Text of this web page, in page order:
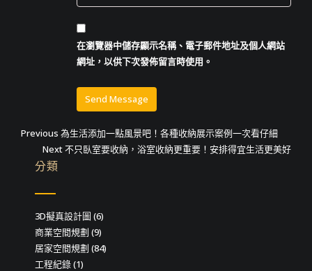
在瀏覽器中儲存顯示名稱、電子郵件地址及個人網站
網址，以供下次發佈留言時使用。
文
章
導
覽
Previous Previous
post:
為生活添加一點風景吧！各種收納展示案例一次看仔細
NextNext
不只臥室要收納，浴室收納更重要！安排得宜生活更美好
分類
3D擬真設計圖 (6)
商業空間規劃 (9)
居家空間規劃 (84)
工程紀錄(1)